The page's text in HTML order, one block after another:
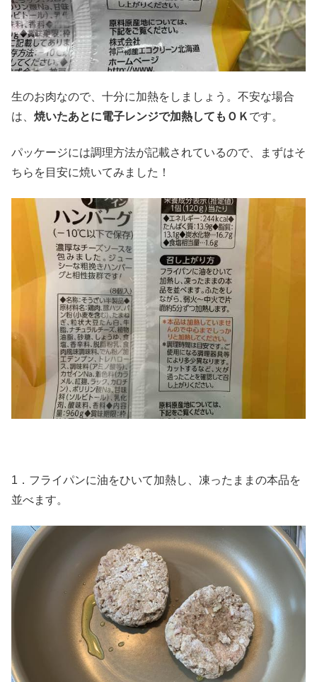
生のお肉なので、十分に加熱をしましょう。不安な場合
は、 焼いたあとに電子レンジで加熱してもＯＫ です。
パッケージには調理方法が記載されているので、まずはそ
ちらを目安に焼いてみました！
1．フライパンに油をひいて加熱し、凍ったままの本品を
並べます。